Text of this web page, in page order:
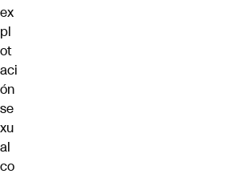
ex
pl
ot
aci
ón
se
xu
al
co